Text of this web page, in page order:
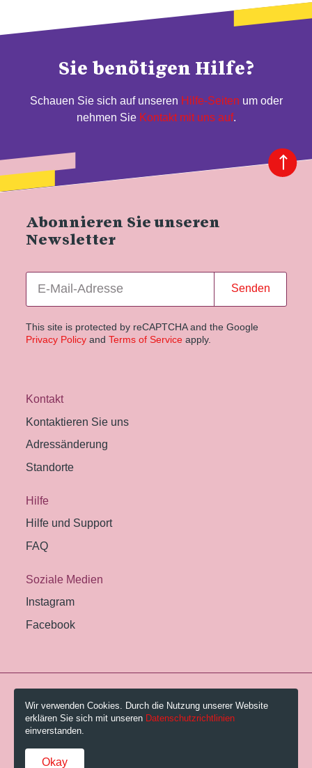
Sie benötigen Hilfe?
Schauen Sie sich auf unseren Hilfe-Seiten um oder
nehmen Sie Kontakt mit uns auf.
Abonnieren Sie unseren
Newsletter
Senden
This site is protected by reCAPTCHA and the Google
Privacy Policyand Terms of Service apply.
Kontakt
Kontaktieren Sie uns
Adressänderung
Standorte
Hilfe
Hilfe und Support
FAQ
Soziale Medien
Instagram
Facebook
© 2026 Pestalozzi-Bibliothek Zürich.
Impressum
Gebühren und AGB
Wir verwenden Cookies. Durch die Nutzung unserer Website
erklären Sie sich mit unseren Datenschutzrichtlinien
einverstanden.
Okay